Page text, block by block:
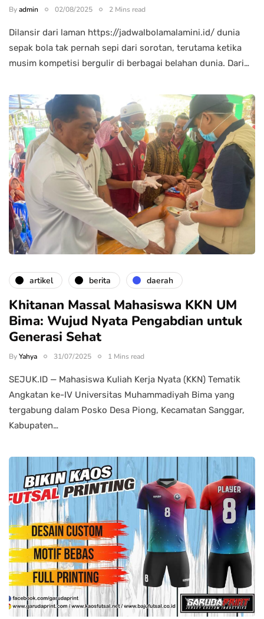
Byadmin 02/08/2025 2 Mins read
Dilansir dari laman https://jadwalbolamalamini.id/ dunia
sepak bola tak pernah sepi dari sorotan, terutama ketika
musim kompetisi bergulir di berbagai belahan dunia. Dari…
artikel berita daerah
Khitanan Massal Mahasiswa KKN UM
Bima: Wujud Nyata Pengabdian untuk
Generasi Sehat
ByYahya 31/07/2025 1 Mins read
SEJUK.ID — Mahasiswa Kuliah Kerja Nyata (KKN) Tematik
Angkatan ke-IV Universitas Muhammadiyah Bima yang
tergabung dalam Posko Desa Piong, Kecamatan Sanggar,
Kabupaten…